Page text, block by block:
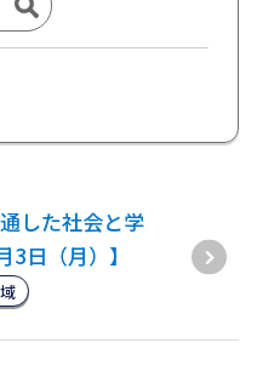
した社会と学
日（月）】